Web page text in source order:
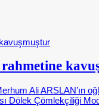
Ali ARSLAN’ın